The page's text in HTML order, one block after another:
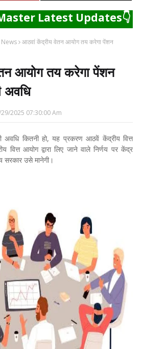
Latest Updates👇
आठवां केंद्रीय वेतन आयोग तय करेगा पेंशन
आयोग तय करेगा पेंशन
अवधि
2025 07:30:00 Am
कितनी हो, यह प्रकरण आठवें केंद्रीय वित्त
वित्त आयोग द्वारा लिए जाने वाले निर्णय पर केंद्र
सरकार उसे मानेगी।